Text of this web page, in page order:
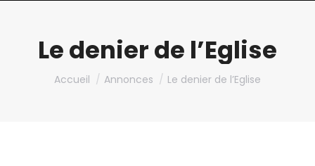
Le denier de l’Eglise
Vous êtes ici :
Accueil Annonces Le denier de l’Eglise